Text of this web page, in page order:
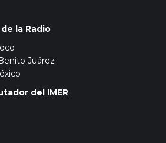
la Radio
Juárez
del IMER